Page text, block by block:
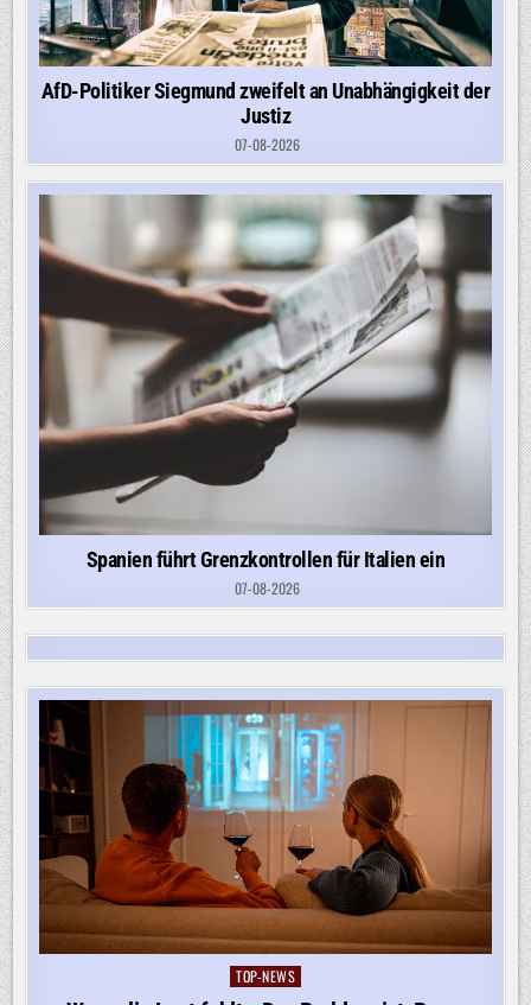
AfD-Politiker Siegmund zweifelt an Unabhängigkeit der
Justiz
07-08-2026
Spanien führt Grenzkontrollen für Italien ein
07-08-2026
Posted
in
TOP-NEWS